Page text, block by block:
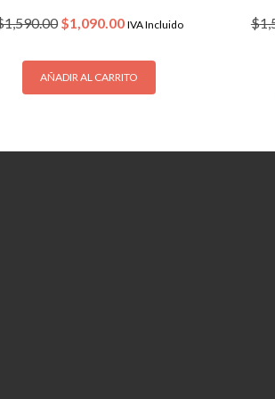
1,590.00 Original
was:
$1,590.00.
$1,090.00Current
is:
$1,090.00.
IVA Incluido
AÑADIR AL CARRITO
$